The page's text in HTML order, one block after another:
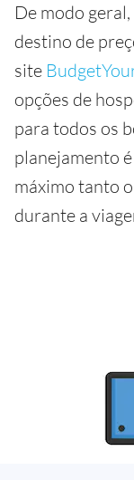
De modo
destino de
site
opções de
para todos os
planejamento
máximo tanto
durante a